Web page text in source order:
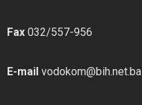
Fax 032/557-956
E-mail vodokom@bih.net.ba